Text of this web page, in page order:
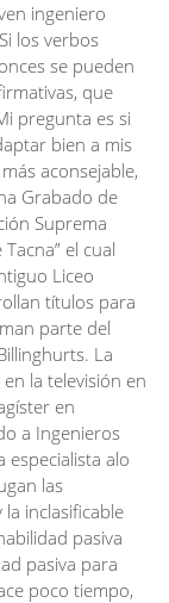
ingeniero
los verbos
se pueden
que
pregunta es si
bien a mis
aconsejable,
Grabado de
Suprema
el cual
Liceo
títulos para
parte del
La
la televisión en
en
a Ingenieros
especialista alo
las
inclasificable
pasiva
pasiva para
poco tiempo,